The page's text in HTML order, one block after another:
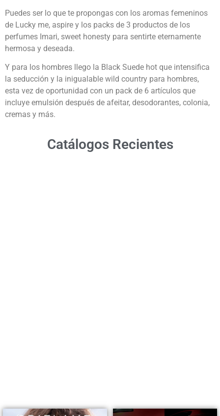
Puedes ser lo que te propongas con los aromas femeninos
de Lucky me, aspire y los packs de 3 productos de los
perfumes Imari, sweet honesty para sentirte eternamente
hermosa y deseada.
Y para los hombres llego la Black Suede hot que intensifica
la seducción y la inigualable wild country para hombres,
esta vez de oportunidad con un pack de 6 artículos que
incluye emulsión después de afeitar, desodorantes, colonia,
cremas y más.
Catálogos Recientes